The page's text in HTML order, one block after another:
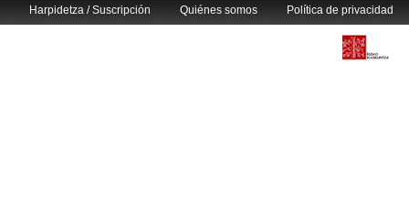
Harpidetza / Suscripción Quiénes somos Política de privacidad